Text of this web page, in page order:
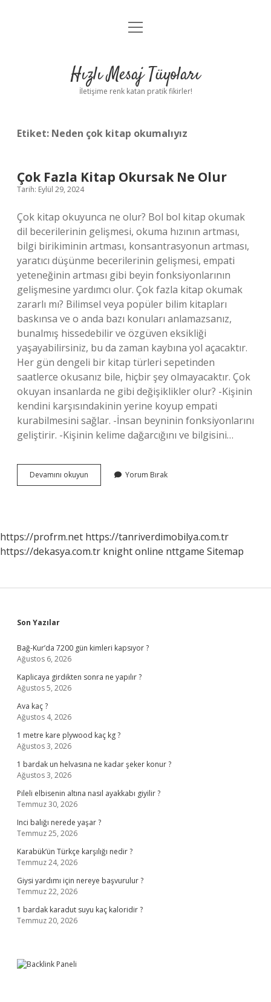
Anasayfa
Yasal Uyarı
menüyü
Hızlı Mesaj Tüyoları
İletişime renk katan pratik fikirler!
Etiket: Neden çok kitap okumalıyız
Çok Fazla Kitap Okursak Ne Olur
Tarih: Eylül 29, 2024
Çok kitap okuyunca ne olur? Bol bol kitap okumak
dil becerilerinin gelişmesi, okuma hızının artması,
bilgi birikiminin artması, konsantrasyonun artması,
yaratıcı düşünme becerilerinin gelişmesi, empati
yeteneğinin artması gibi beyin fonksiyonlarının
gelişmesine yardımcı olur. Çok fazla kitap okumak
zararlı mı? Bilimsel veya popüler bilim kitapları
baskınsa ve o anda bazı konuları anlamazsanız,
bunalmış hissedebilir ve özgüven eksikliği
yaşayabilirsiniz, bu da zaman kaybına yol açacaktır.
Her gün dengeli bir kitap türleri sepetinden
saatlerce okusanız bile, hiçbir şey olmayacaktır. Çok
okuyan insanlarda ne gibi değişiklikler olur? -Kişinin
kendini karşısındakinin yerine koyup empati
kurabilmesini sağlar. -İnsan beyninin fonksiyonlarını
geliştirir. -Kişinin kelime dağarcığını ve bilgisini…
Devamını okuyun
Fazla
Yorum Bırak
https://profrm.net https://tanriverdimobilya.com.tr
https://dekasya.com.tr knight online nttgame Sitemap
Sidebar
Son Yazılar
Bağ-Kur’da 7200 gün kimleri kapsıyor ?
Ağustos 6, 2026
Kaplicaya girdikten sonra ne yapılır ?
Ağustos 5, 2026
Ava kaç ?
Ağustos 4, 2026
1 metre kare plywood kaç kg ?
Ağustos 3, 2026
1 bardak un helvasına ne kadar şeker konur ?
Ağustos 3, 2026
Pileli elbisenin altına nasıl ayakkabı giyilir ?
Temmuz 30, 2026
Inci balığı nerede yaşar ?
Temmuz 25, 2026
Karabük’ün Türkçe karşılığı nedir ?
Temmuz 24, 2026
Giysi yardımı için nereye başvurulur ?
Temmuz 22, 2026
1 bardak karadut suyu kaç kaloridir ?
Temmuz 20, 2026